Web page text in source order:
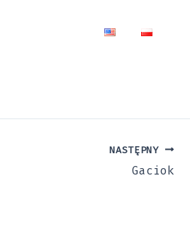
NASTĘPNY
Gaciok